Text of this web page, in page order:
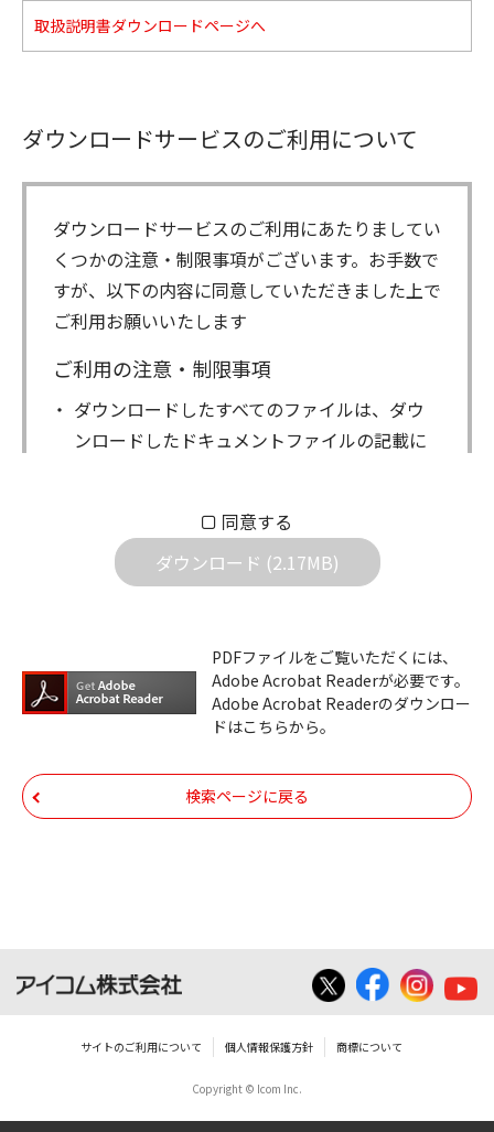
取扱説明書ダウンロードページへ
ダウンロードサービスのご利用について
ダウンロードサービスのご利用にあたりましてい
くつかの注意・制限事項がございます。お手数で
すが、以下の内容に同意していただきました上で
ご利用お願いいたします
ご利用の注意・制限事項
ダウンロードしたすべてのファイルは、ダウ
ンロードしたドキュメントファイルの記載に
社は一切の責任を負いません。また、ファイ
ルの内容などの変更は一切行わないでくださ
機器のコントロールコマンドの仕様書、およ
びその他すべてのダウンロードファイルにつ
いての著作権を含むすべての権利は、アイコ
帰属します。ダウンロードしたファイルは、
個人で使用される以外にはご使用できませ
せんのでご了承ください。
告なく改良及び変更される場合があります。
ダウンロードサービスに掲載していますBIOS/
同意する
ダウンロード (2.17MB)
PDFファイルをご覧いただくには、
Adobe Acrobat Readerが必要です。
Adobe Acrobat Readerのダウンロー
ドはこちらから。
検索ページに戻る
サイトのご利用について 個人情報保護方針 商標について
Copyright © Icom Inc.